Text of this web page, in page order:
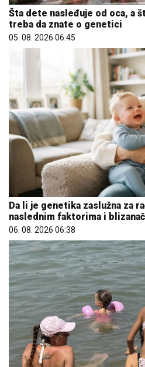
Šta dete nasleđuje od oca, a
treba da znate o genetici
05. 08. 2026 06:45
Da li je genetika zaslužna za
naslednim faktorima i
06. 08. 2026 06:38